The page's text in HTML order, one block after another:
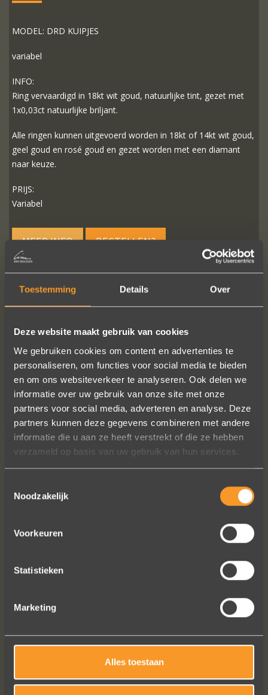
Toestemming Details Over
Deze website maakt gebruik van cookies
We gebruiken cookies om content en advertenties te
personaliseren, om functies voor social media te bieden
en om ons websiteverkeer te analyseren. Ook delen we
informatie over uw gebruik van onze site met onze
partners voor social media, adverteren en analyse. Deze
partners kunnen deze gegevens combineren met andere
informatie die u aan ze heeft verstrekt of die ze hebben
verzameld op basis van uw gebruik van hun services.
Noodzakelijk
Voorkeuren
Statistieken
Marketing
Alles toestaan
MODEL: DRD KUIPJES
variabel
INFO:
Ring vervaardigd in 18kt wit goud, natuurlijke tint, gezet met
1x0,03ct natuurlijke briljant.
Alle ringen kunnen uitgevoerd worden in 18kt of 14kt wit goud,
geel goud en rosé goud en gezet worden met een diamant
naar keuze.
PRIJS:
Variabel
MEER INFO BESTELLEN?
Wat een prachtige sieraden! Na mn
trouwring heb ik nu aan mn andere
hand ook een juweeltje. Zo trots als